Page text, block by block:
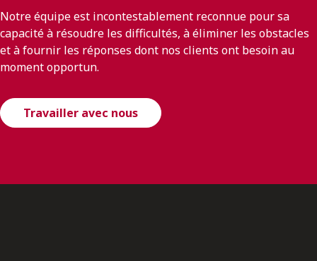
Notre équipe est incontestablement reconnue pour sa
capacité à résoudre les difficultés, à éliminer les obstacles
et à fournir les réponses dont nos clients ont besoin au
moment opportun.
Travailler avec nous